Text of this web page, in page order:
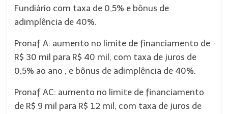
Fundiário com taxa de 0,5% e bônus de
adimplência de 40%.
Pronaf A: aumento no limite de financiamento de
R$ 30 mil para R$ 40 mil, com taxa de juros de
0,5% ao ano , e bônus de adimplência de 40%.
Pronaf AC: aumento no limite de financiamento
de R$ 9 mil para R$ 12 mil, com taxa de juros de